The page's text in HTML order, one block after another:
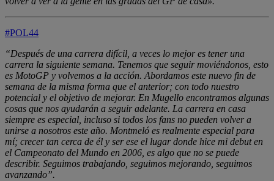
#POL44
“Después de una carrera difícil, a veces lo mejor es tener una
carrera la siguiente semana. Tenemos que seguir moviéndonos, esto
es MotoGP y volvemos a la acción. Abordamos este nuevo fin de
semana de la misma forma que el anterior; con todo nuestro
potencial y el objetivo de mejorar. En Mugello encontramos algunas
cosas que nos ayudarán a seguir adelante. La carrera en casa
siempre es especial, incluso si todos los fans no pueden volver a
unirse a nosotros este año. Montmeló es realmente especial para
mí; crecer tan cerca de él y ser ese el lugar donde hice mi debut en
el Campeonato del Mundo en 2006, es algo que no se puede
describir. Seguimos trabajando, seguimos mejorando, seguimos
avanzando”.